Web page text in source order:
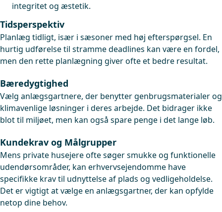
integritet og æstetik.
Tidsperspektiv
Planlæg tidligt, især i sæsoner med høj efterspørgsel. En
hurtig udførelse til stramme deadlines kan være en fordel,
men den rette planlægning giver ofte et bedre resultat.
Bæredygtighed
Vælg anlægsgartnere, der benytter genbrugsmaterialer og
klimavenlige løsninger i deres arbejde. Det bidrager ikke
blot til miljøet, men kan også spare penge i det lange løb.
Kundekrav og Målgrupper
Mens private husejere ofte søger smukke og funktionelle
udendørsområder, kan erhvervsejendomme have
specifikke krav til udnyttelse af plads og vedligeholdelse.
Det er vigtigt at vælge en anlægsgartner, der kan opfylde
netop dine behov.